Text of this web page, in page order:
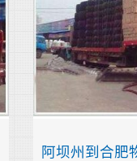
阿坝州到合肥